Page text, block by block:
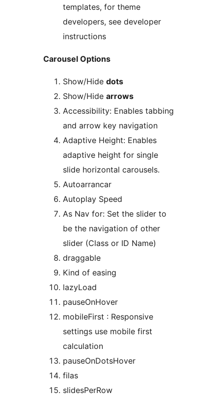
templates, for theme
developers, see developer
instructions
Carousel Options
Show/Hide dots
Show/Hide arrows
Accessibility: Enables tabbing
and arrow key navigation
Adaptive Height: Enables
adaptive height for single
slide horizontal carousels.
Autoarrancar
Autoplay Speed
As Nav for: Set the slider to
be the navigation of other
slider (Class or ID Name)
draggable
Kind of easing
lazyLoad
pauseOnHover
mobileFirst : Responsive
settings use mobile first
calculation
pauseOnDotsHover
filas
slidesPerRow